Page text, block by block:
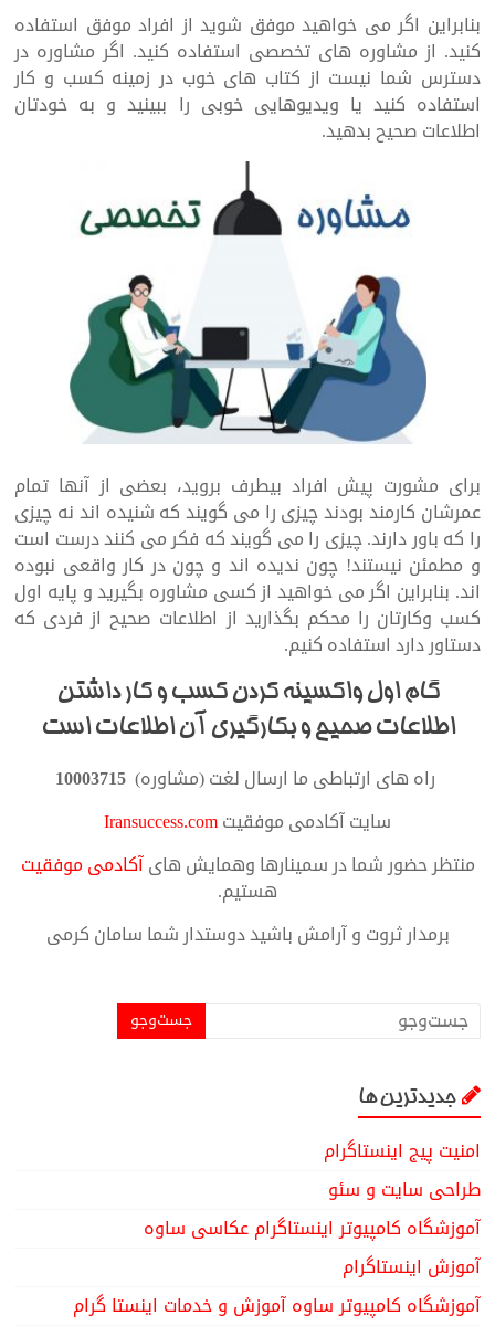
بنابراین اگر می خواهید موفق شوید از افراد موفق استفاده
کنید. از مشاوره های تخصصی استفاده کنید. اگر مشاوره در
دسترس شما نیست از کتاب های خوب در زمینه کسب و کار
استفاده کنید یا ویدیوهایی خوبی را ببینید و به خودتان
اطلاعات صحیح بدهید.
برای مشورت پیش افراد بیطرف بروید، بعضی از آنها تمام
عمرشان کارمند بودند چیزی را می گویند که شنیده اند نه چیزی
را که باور دارند. چیزی را می گویند که فکر می کنند درست است
و مطمئن نیستند! چون ندیده اند و چون در کار واقعی نبوده
اند. بنابراین اگر می خواهید از کسی مشاوره بگیرید و پایه اول
کسب وکارتان را محکم بگذارید از اطلاعات صحیح از فردی که
دستاور دارد استفاده کنیم.
گام اول واکسینه کردن کسب و کار داشتن
اطلاعات صحیح و بکارگیری آن اطلاعات است
راه های ارتباطی ما ارسال لغت (مشاوره)
سایت آکادمی موفقیتIransuccess.com
منتظر حضور شما در سمینارها وهمایش هایآکادمی موفقیت
هستیم.
برمدار ثروت و آرامش باشید دوستدار شما سامان کرمی
جدیدترین ها
امنیت پیج اینستاگرام
طراحی سایت و سئو
آموزشگاه کامپیوتر اینستاگرام عکاسی ساوه
آموزش اینستاگرام
آموزشگاه کامپیوتر ساوه آموزش و خدمات اینستا گرام